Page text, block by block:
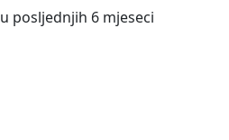
u posljednjih 6 mjeseci